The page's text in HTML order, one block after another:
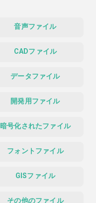
音声ファイル
CADファイル
データファイル
開発用ファイル
暗号化されたファイル
フォントファイル
GISファイル
その他のファイル